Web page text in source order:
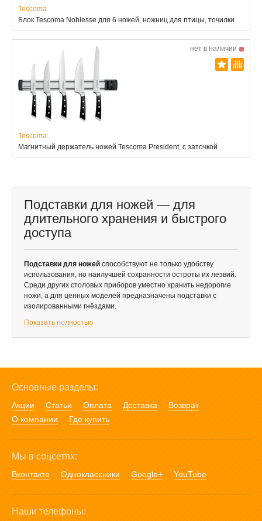
Tescoma
Блок Tescoma Noblesse для 6 ножей, ножниц для птицы, точилки
нет в наличии
Tescoma
Магнитный держатель ножей Tescoma President, с заточкой
Подставки для ножей — для
длительного хранения и быстрого
доступа
Подставки для ножей способствуют не только удобству
использования, но наилучшей сохранности остроты их лезвий.
Среди других столовых приборов уместно хранить недорогие
ножи, а для ценных моделей предназначены подставки с
изолированными гнёздами.
Показать полностью
Основные разделы:
Акции Статьи Оплата Доставка
Возврат
О компании
Где купить
Мы в соцсетях:
Вконтакте Одноклассники Google+ YouTube
Наши телефоны: